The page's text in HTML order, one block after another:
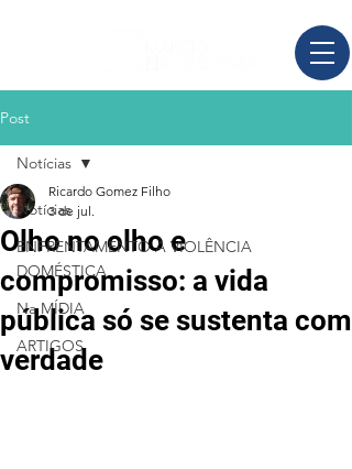
Post
Notícias
ENFRENTAMENTO À VIOLÊNCIA
DOMÉSTICA
Na MÍDIA
ARTIGOS
Notícias
Olho no olho e
compromisso: a vida
pública só se sustenta com
verdade
Ricardo Gomez Filho
3 de jul.